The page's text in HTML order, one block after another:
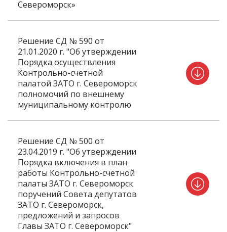
Североморск»
Решение СД № 590 от
21.01.2020 г. "Об утверждении
Порядка осуществления
Контрольно-счетной
палатой ЗАТО г. Североморск
полномочий по внешнему
муниципальному контролю
Решение СД № 500 от
23.04.2019 г. "Об утверждении
Порядка включения в план
работы Контрольно-счетной
палаты ЗАТО г. Североморск
поручений Совета депутатов
ЗАТО г. Североморск,
предложений и запросов
Главы ЗАТО г. Североморск"